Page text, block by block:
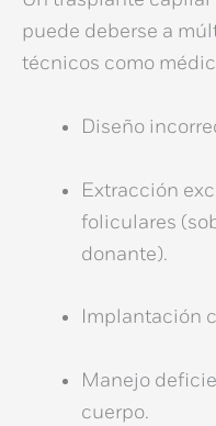
puede deberse a
técnicos como
Diseño
Extracción
foliculares
donante).
Implantación
Manejo
cuerpo.